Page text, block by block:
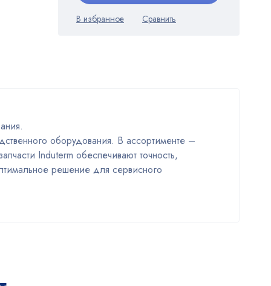
оборудования. В ассортименте –
Induterm обеспечивают точность,
решение для сервисного